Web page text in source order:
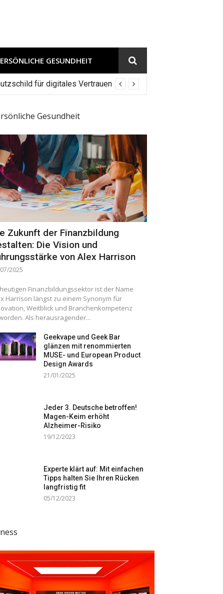
GESUNDHEIT
für digitales Vertrauen
Gesundheit
Zukunft der Finanzbildung
Die Vision und
von Alex Harrison
2025
Finanzbildungssektor ist der Name
Harrison längst zu einem Synonym für
Weitblick und Branchenkompetenz
Als herausragender...
Geekvape und Geek Bar
glänzen mit renommierten
MUSE- und European Product
Design Awards
21/01/2025
Jeder 3. Deutsche betroffen!
Magen-Keim erhöht
Alzheimer-Risiko
19/12/2023
Experte klärt auf: Mit einfachen
Tipps halten Sie Ihren Rücken
langfristig fit
05/12/2023